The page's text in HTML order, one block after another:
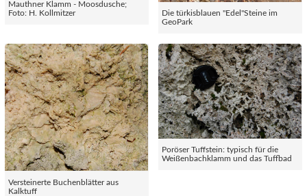
Mauthner Klamm - Moosdusche;
Foto: H. Kollmitzer
Die türkisblauen "Edel"Steine im
GeoPark
Versteinerte Buchenblätter aus
Kalktuff
Poröser Tuffstein: typisch für die
Weißenbachklamm und das Tuffbad